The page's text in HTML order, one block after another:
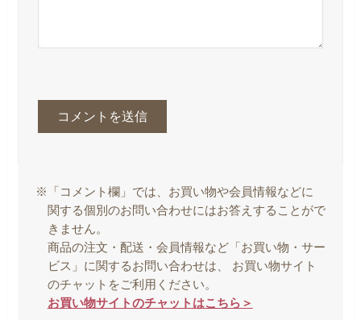
※「コメント欄」では、お買い物や会員情報などに
関する個別のお問い合わせにはお答えすることがで
きません。
商品の注文・配送・会員情報など「お買い物・サー
ビス」に関するお問い合わせは、 お買い物サイト
のチャットをご利用ください。
お買い物サイトのチャットはこちら＞